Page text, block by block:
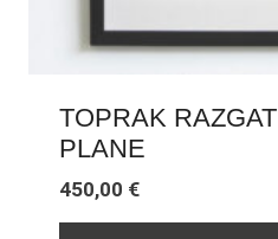
TOPRAK
PLANE
450,00 €